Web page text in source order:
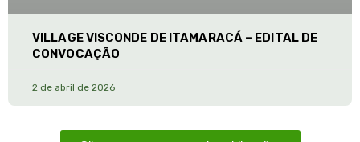
VILLAGE VISCONDE DE ITAMARACÁ – EDITAL DE
CONVOCAÇÃO
2 de abril de 2026